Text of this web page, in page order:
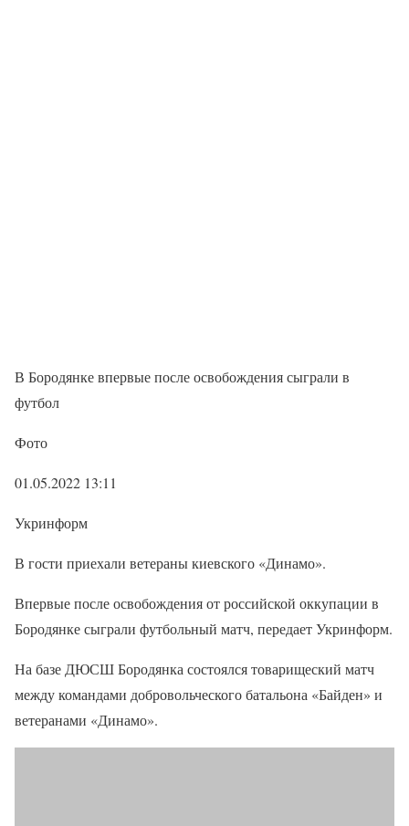
В Бородянке впервые после освобождения сыграли в
футбол
Фото
01.05.2022 13:11
Укринформ
В гости приехали ветераны киевского «Динамо».
Впервые после освобождения от российской оккупации в
Бородянке сыграли футбольный матч, передает Укринформ.
На базе ДЮСШ Бородянка состоялся товарищеский матч
между командами добровольческого батальона «Байден» и
ветеранами «Динамо».